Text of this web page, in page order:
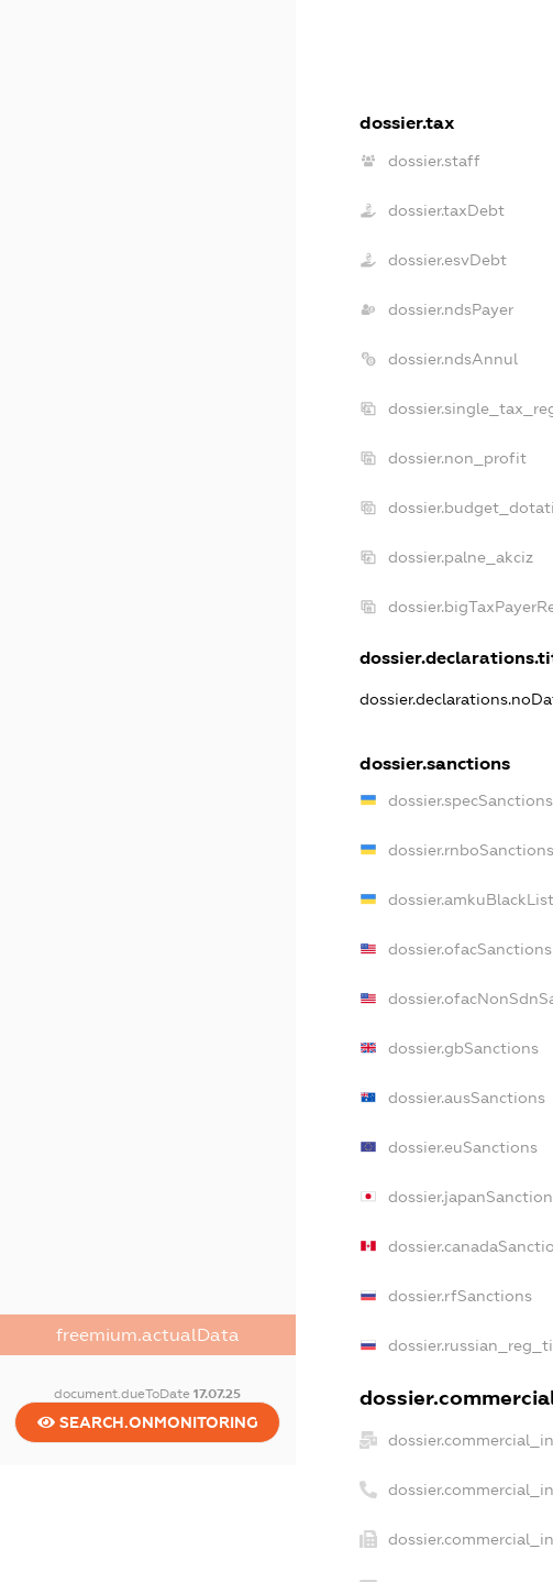
freemium.actualData
document.dueToDate17.07.25
SEARCH.ONMONITORING
dossier.tax
dossier.staff
dossier.taxDebt
dossier.esvDebt
dossier.ndsPayer
dossier.ndsAnnul
dossier.non_profit
dossier.palne_akciz
dossier.sanctions
dossier.specSanctions
dossier.rnboSanctions
dossier.amkuBlackList
dossier.ofacSanctions
dossier.gbSanctions
dossier.ausSanctions
dossier.euSanctions
dossier.rfSanctions